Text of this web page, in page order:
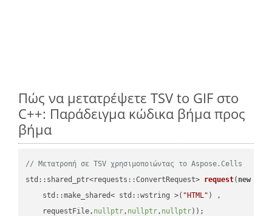
Πώς να μετατρέψετε TSV to GIF στο
C++: Παράδειγμα κώδικα βήμα προς
βήμα
// Μετατροπή σε TSV χρησιμοποιώντας το Aspose.Cells
std::shared_ptr<requests::ConvertRequest> request( new
    std::make_shared< std::wstring >(
"HTML" ) ,
    requestFile,
nullptr, nullptr, nullptr))